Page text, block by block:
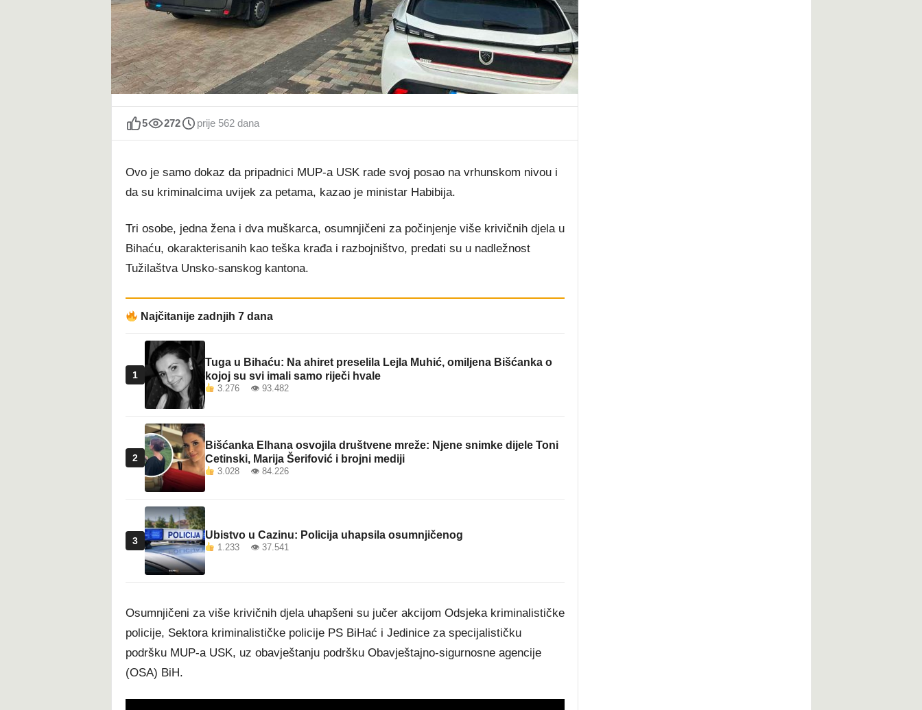
t
5 272 prije 562 dana
Ovo je samo dokaz da pripadnici MUP-a USK rade svoj posao na vrhunskom nivou i
da su kriminalcima uvijek za petama, kazao je ministar Habibija.
Tri osobe, jedna žena i dva muškarca, osumnjičeni za počinjenje više krivičnih djela u
Bihaću, okarakterisanih kao teška krađa i razbojništvo, predati su u nadležnost
Tužilaštva Unsko-sanskog kantona.
Najčitanije zadnjih 7 dana
1
Tuga u Bihaću: Na ahiret preselila Lejla Muhić, omiljena Bišćanka o
kojoj su svi imali samo riječi hvale
3.276 👁 93.482
2
Bišćanka Elhana osvojila društvene mreže: Njene snimke dijele Toni
Cetinski, Marija Šerifović i brojni mediji
3.028 👁 84.226
3 Ubistvo u Cazinu: Policija uhapsila osumnjičenog
1.233 👁 37.541
Osumnjičeni za više krivičnih djela uhapšeni su jučer akcijom Odsjeka kriminalističke
policije, Sektora kriminalističke policije PS BiHać i Jedinice za specijalističku
podršku MUP-a USK, uz obavještanju podršku Obavještajno-sigurnosne agencije
(OSA) BiH.